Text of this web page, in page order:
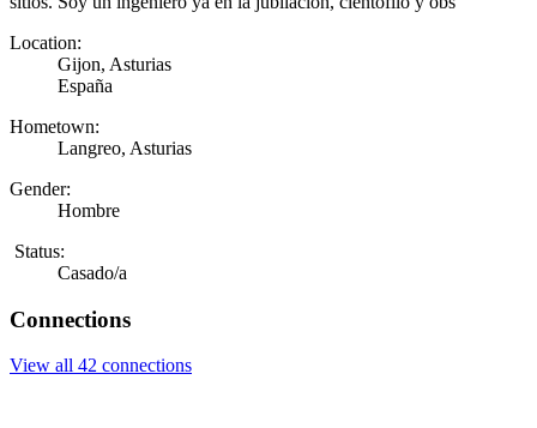
Location:
Gijon, Asturias
España
Hometown:
Langreo, Asturias
Gender:
Hombre
Status:
Casado/a
Connections
View all 42 connections